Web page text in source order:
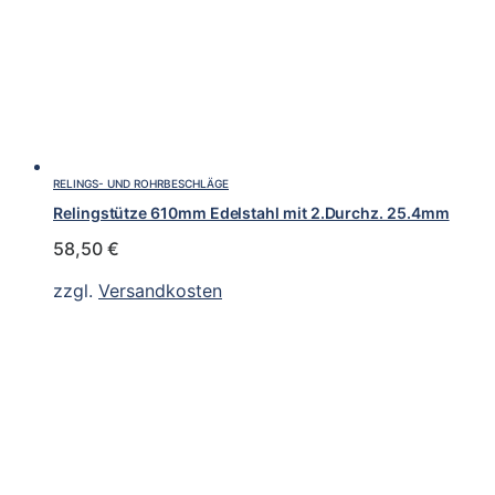
RELINGS- UND ROHRBESCHLÄGE
Relingstütze 610mm Edelstahl mit 2.Durchz. 25.4mm
58,50 €
zzgl. Versandkosten